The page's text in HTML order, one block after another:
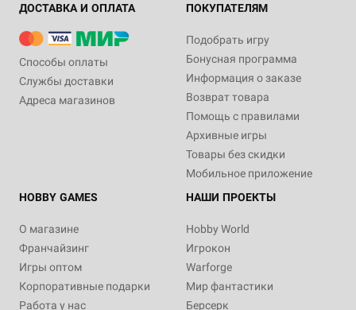
ДОСТАВКА И ОПЛАТА
Способы оплаты
Службы доставки
Адреса магазинов
ПОКУПАТЕЛЯМ
Подобрать игру
Бонусная программа
Информация о заказе
Возврат товара
Помощь с правилами
Архивные игры
Товары без скидки
Мобильное приложение
HOBBY GAMES
О магазине
Франчайзинг
Игры оптом
Корпоративные подарки
Работа у нас
НАШИ ПРОЕКТЫ
Hobby World
Игрокон
Warforge
Мир фантастики
Берсерк